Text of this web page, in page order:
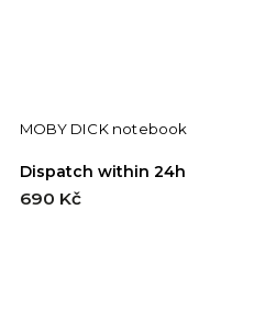
MOBY DICK notebook
Dispatch within 24h
690 Kč